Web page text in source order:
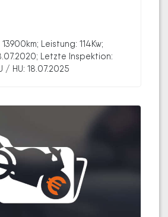
Leistung: 114Kw;
Letzte Inspektion:
/ HU: 18.07.2025